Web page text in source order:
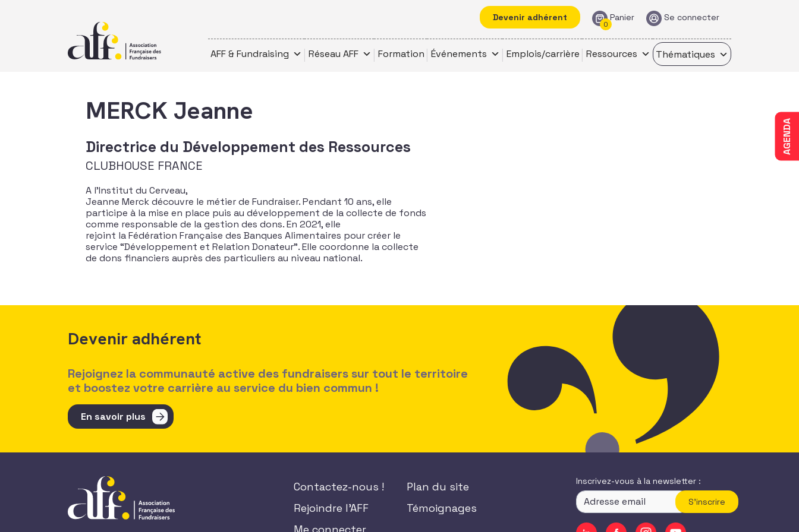
Devenir adhérent Panier
0
Se connecter
AFF & Fundraising Réseau AFF Formation Événements Emplois/carrière Ressources Thématiques
AGENDA
MERCK Jeanne
Directrice du Développement des Ressources
CLUBHOUSE FRANCE
A l’Institut du Cerveau,
Jeanne Merck découvre le métier de Fundraiser. Pendant 10 ans, elle
participe à la mise en place puis au développement de la collecte de fonds
comme responsable de la gestion des dons. En 2021, elle
rejoint la Fédération Française des Banques Alimentaires pour créer le
service “Développement et Relation Donateur”. Elle coordonne la collecte
de dons financiers auprès des particuliers au niveau national.
Devenir adhérent
Rejoignez la communauté active des fundraisers sur tout le territoire
et boostez votre carrière au service du bien commun !
En savoir plus
Contactez-nous !
Rejoindre l'AFF
Plan du site
Témoignages
Inscrivez-vous à la newsletter :
S'inscrire